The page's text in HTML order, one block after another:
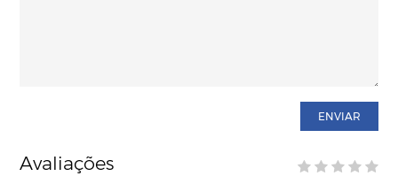
ENVIAR
Avaliações